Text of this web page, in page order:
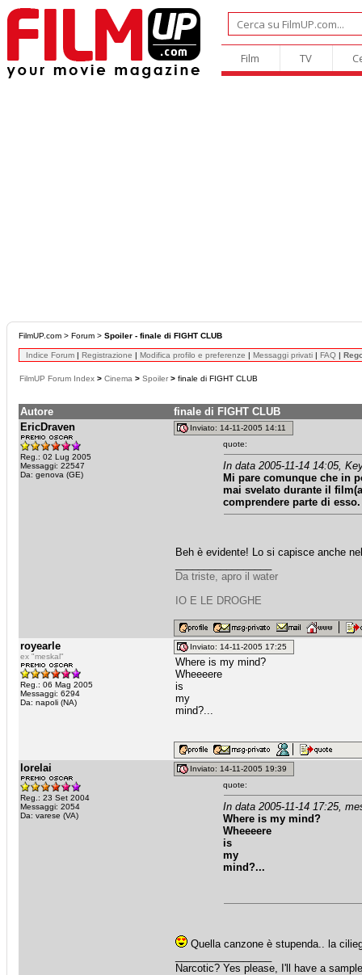
Film TV
FilmUP.com > Forum > Spoiler - finale di FIGHT CLUB
Indice Forum | Registrazione | Modifica profilo e preferenze | Messaggi privati | FAQ |
FilmUP Forum Index > Cinema > Spoiler > finale di FIGHT CLUB
Autore
finale di FIGHT CLUB
EricDraven
Reg.: 02 Lug 2005
Messaggi: 22547
Da: genova (GE)
Inviato: 14-11-2005 14:11
quote:
In data 2005-11-14 14:05,
Mi pare comunque che in
mai svelato durante il
comprendere parte di esso.
Beh è evidente! Lo si capisce anche
Da triste, apro il water
IO E LE DROGHE
royearle
ex "meskal"
Reg.: 06 Mag 2005
Messaggi: 6294
Da: napoli (NA)
Inviato: 14-11-2005 17:25
Where is my mind?
Wheeeere
is
my
mind?...
lorelai
Reg.: 23 Set 2004
Messaggi: 2054
Da: varese (VA)
Inviato: 14-11-2005 19:39
quote:
In data 2005-11-14 17:25,
Where is my mind?
Wheeeere
is
my
mind?...
Quella canzone è stupenda.. la
Narcotic? Yes please, I'll have a